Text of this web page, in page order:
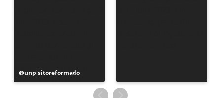
Postare
publicată
unpisitoreformado